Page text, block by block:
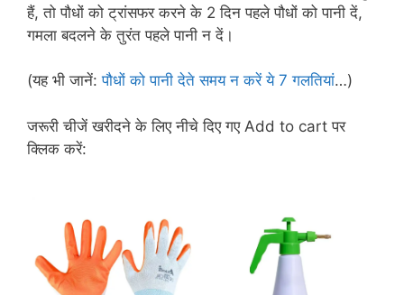
हैं, तो पौधों को ट्रांसफर करने के 2 दिन पहले पौधों को पानी दें,
गमला बदलने के तुरंत पहले पानी न दें।
(यह भी जानें:पौधों को पानी देते समय न करें ये 7 गलतियां…)
जरूरी चीजें खरीदने के लिए नीचे दिए गए Add to cart पर
क्लिक करें: